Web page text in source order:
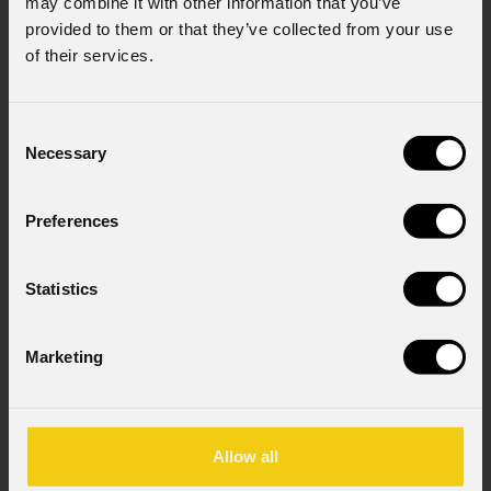
provided to them or that they’ve collected from your use
of their services.
Selection
Necessary
Preferences
Statistics
Marketing
Allow all
Consenso al marketing
Acconsento al trattamento dei dati per
Consenso al trattamento dei dati
GDPR; acconsento al trattamento ai sensi